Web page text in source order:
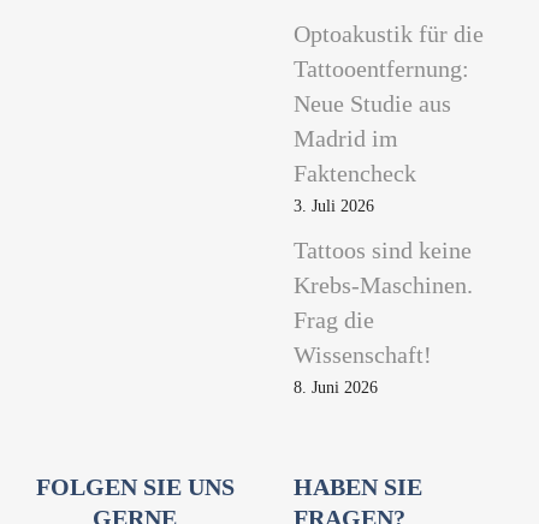
Optoakustik für die
Tattooentfernung:
Neue Studie aus
Madrid im
Faktencheck
3. Juli 2026
Tattoos sind keine
Krebs-Maschinen.
Frag die
Wissenschaft!
8. Juni 2026
FOLGEN SIE UNS
GERNE
HABEN SIE
FRAGEN?